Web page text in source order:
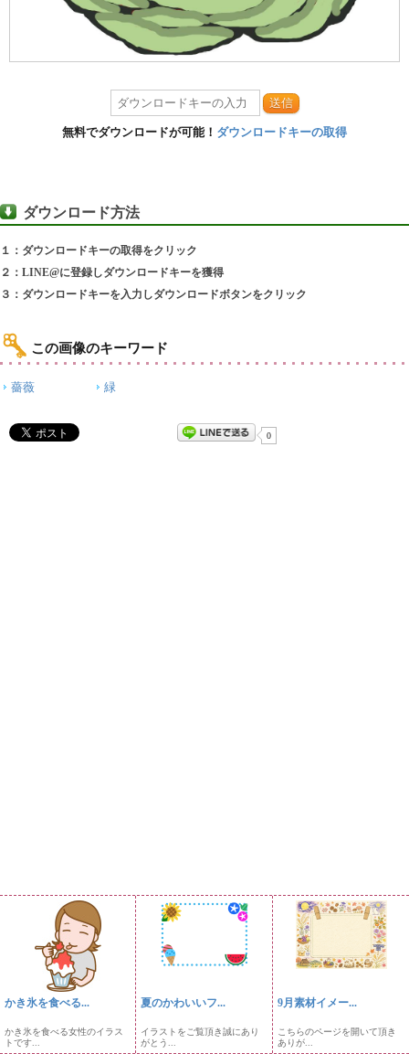
送信
無料でダウンロードが可能！ ダウンロードキーの取得
ダウンロード方法
１：ダウンロードキーの取得をクリック
２：LINE@に登録しダウンロードキーを獲得
３：ダウンロードキーを入力しダウンロードボタンをクリック
この画像のキーワード
薔薇 緑
0
かき氷を食べる...
かき氷を食べる女性のイラス
トです...
夏のかわいいフ...
イラストをご覧頂き誠にあり
がとう...
9月素材イメー...
こちらのページを開いて頂き
ありが...